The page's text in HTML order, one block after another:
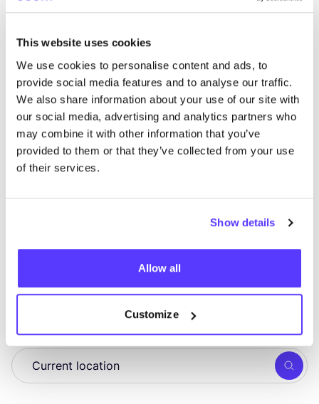
This website uses cookies
We use cookies to personalise content and ads, to
provide social media features and to analyse our traffic.
We also share information about your use of our site with
our social media, advertising and analytics partners who
may combine it with other information that you’ve
provided to them or that they’ve collected from your use
of their services.
Show details
Allow all
Customize
Découvrez où acheter i+m
Naturkosmetik Berlin